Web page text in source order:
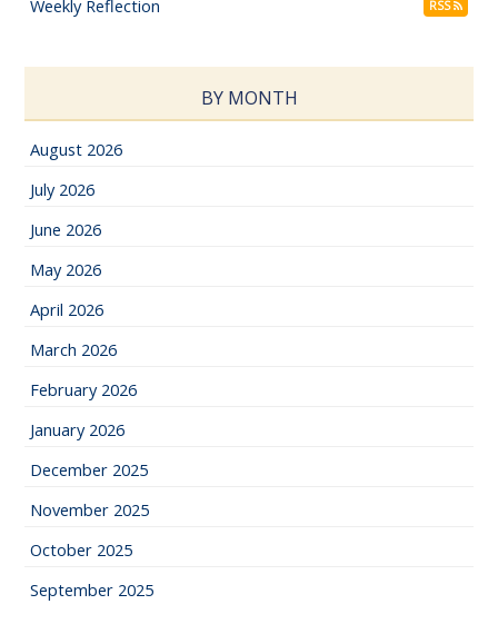
Weekly Reflection RSS
BY MONTH
August 2026
July 2026
June 2026
May 2026
April 2026
March 2026
February 2026
January 2026
December 2025
November 2025
October 2025
September 2025